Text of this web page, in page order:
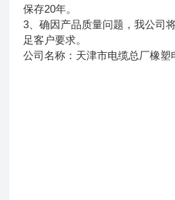
保存20年。
3、确因产品质量问题，我公司
足客户要求。
公司名称：天津市电缆总厂橡塑